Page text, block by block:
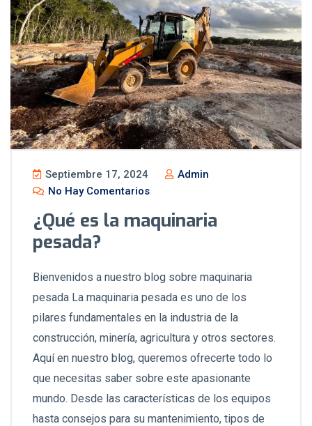
Septiembre 17, 2024
Admin
No Hay Comentarios
¿Qué es la maquinaria
pesada?
Bienvenidos a nuestro blog sobre maquinaria
pesada La maquinaria pesada es uno de los
pilares fundamentales en la industria de la
construcción, minería, agricultura y otros sectores.
Aquí en nuestro blog, queremos ofrecerte todo lo
que necesitas saber sobre este apasionante
mundo. Desde las características de los equipos
hasta consejos para su mantenimiento, tipos de